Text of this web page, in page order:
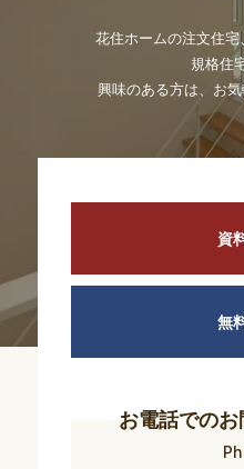
花住ホームの注文住
規格住
興味のある方は、お気
資
無
お電話での